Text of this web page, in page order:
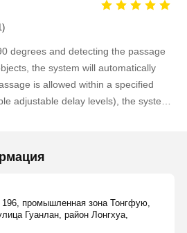
degrees and detecting the passage
the system will automatically
is allowed within a specified
adjustable delay levels), the system
196, промышленная зона Тонгфую,
Гуанлан, район Лонгхуа,